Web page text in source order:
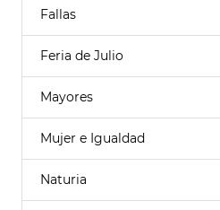
Fallas
Feria de Julio
Mayores
Mujer e Igualdad
Naturia